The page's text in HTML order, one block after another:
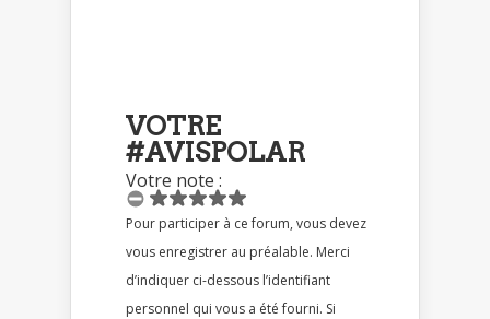
VOTRE
#AVISPOLAR
Votre note :
Pour participer à ce forum, vous devez
vous enregistrer au préalable. Merci
d’indiquer ci-dessous l’identifiant
personnel qui vous a été fourni. Si